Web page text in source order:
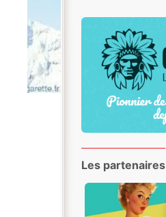
Les partenaires